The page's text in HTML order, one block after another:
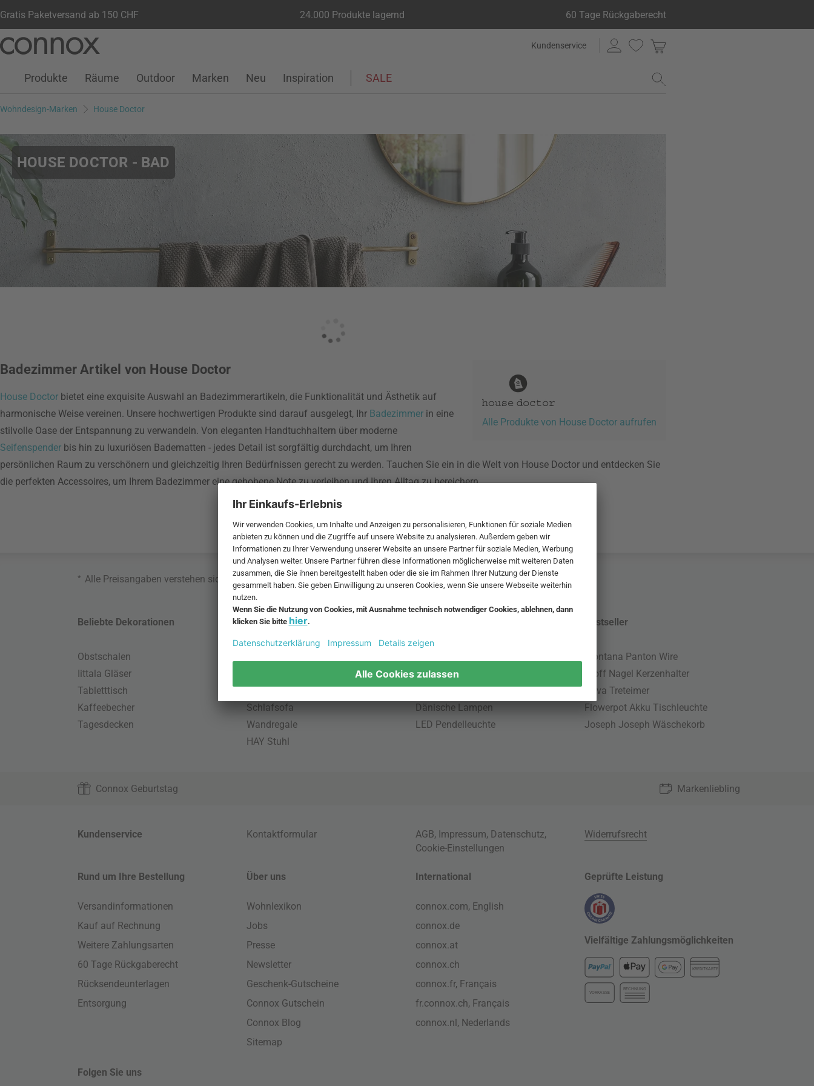
Gratis Paketversand ab 150 CHF 24.000 Produkte lagernd 60 Tage Rückgaberecht
Seiteninhalt
Suchfeld
Kundenservice
Kundenkonto
Wunschliste
Warenkorb
Produkte Räume Outdoor Marken Neu Inspiration SALE
Wohndesign-Marken House Doctor
HOUSE DOCTOR - BAD
Alle Produkte von House Doctor aufrufen
Badezimmer Artikel von House Doctor
House Doctor bietet eine exquisite Auswahl an Badezimmerartikeln, die Funktionalität und Ästhetik auf
harmonische Weise vereinen. Unsere hochwertigen Produkte sind darauf ausgelegt, Ihr Badezimmer in eine
stilvolle Oase der Entspannung zu verwandeln. Von eleganten Handtuchhaltern über moderne
Seifenspender bis hin zu luxuriösen Badematten - jedes Detail ist sorgfältig durchdacht, um Ihren
persönlichen Raum zu verschönern und gleichzeitig Ihren Bedürfnissen gerecht zu werden. Tauchen Sie ein in die Welt von House Doctor und entdecken Sie
die perfekten Accessoires, um Ihrem Badezimmer eine gehobene Note zu verleihen und Ihren Alltag zu bereichern.
* Alle Preisangaben verstehen sich inklusive MwSt. und zzgl.Versandkosten.
Beliebte Dekorationen
Obstschalen
Iittala Gläser
Tabletttisch
Kaffeebecher
Tagesdecken
Beliebte Möbel
Büromöbel
Schlafsofa
Wandregale
HAY Stuhl
Muuto Lampen
Kabellose Tischleuchten
Dänische Lampen
LED Pendelleuchte
Bestseller
Montana Panton Wire
Stoff Nagel Kerzenhalter
Nova Treteimer
Flowerpot Akku Tischleuchte
Joseph Joseph Wäschekorb
Connox Geburtstag Markenliebling
Kundenservice Kontaktformular AGB, Impressum, Datenschutz,
Cookie-Einstellungen
Widerrufsrecht
Rund um Ihre Bestellung
Versandinformationen
Kauf auf Rechnung
Weitere Zahlungsarten
60 Tage Rückgaberecht
Rücksendeunterlagen
Entsorgung
Über uns
Wohnlexikon
Jobs
Presse
Newsletter
Geschenk-Gutscheine
Connox Gutschein
Connox Blog
Sitemap
International
connox.com, English
connox.de
connox.at
connox.ch
connox.fr, Français
fr.connox.ch, Français
connox.nl, Nederlands
Geprüfte Leistung
Vielfältige Zahlungsmöglichkeiten
KREDITKARTE
VORKASSE
RECHNUNG
Folgen Sie uns